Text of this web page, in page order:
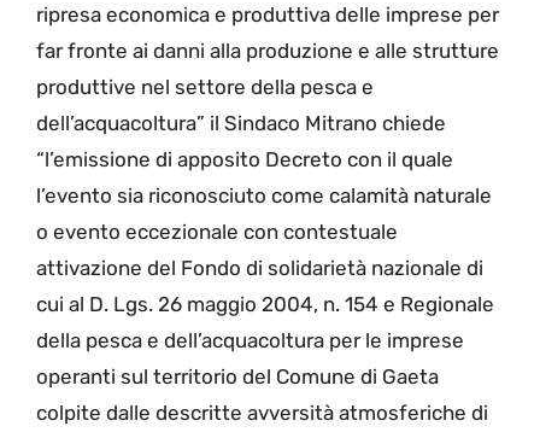
ripresa economica e produttiva delle imprese per
far fronte ai danni alla produzione e alle strutture
produttive nel settore della pesca e
dell’acquacoltura” il Sindaco Mitrano chiede
“l’emissione di apposito Decreto con il quale
l’evento sia riconosciuto come calamità naturale
o evento eccezionale con contestuale
attivazione del Fondo di solidarietà nazionale di
cui al D. Lgs. 26 maggio 2004, n. 154 e Regionale
della pesca e dell’acquacoltura per le imprese
operanti sul territorio del Comune di Gaeta
colpite dalle descritte avversità atmosferiche di